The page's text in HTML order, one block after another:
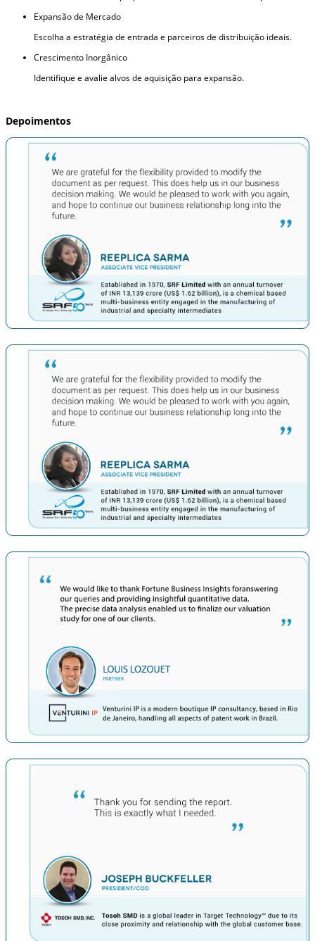
Expansão de Mercado
Escolha a estratégia de entrada e parceiros de distribuição ideais.
Crescimento Inorgânico
Identifique e avalie alvos de aquisição para expansão.
Depoimentos